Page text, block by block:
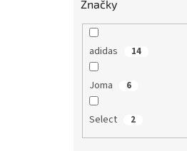
Značky
adidas 14
Joma 6
Select 2